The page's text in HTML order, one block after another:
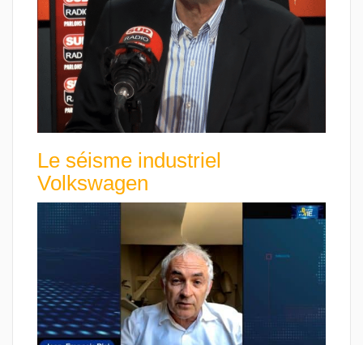
Le séisme industriel
Volkswagen